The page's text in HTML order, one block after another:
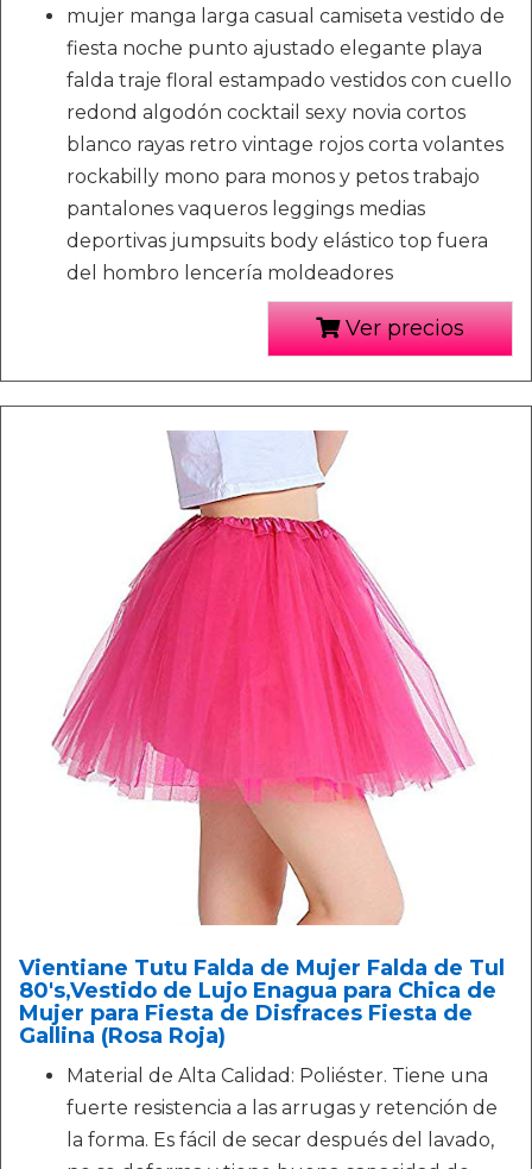
mujer manga larga casual camiseta vestido de
fiesta noche punto ajustado elegante playa
falda traje floral estampado vestidos con cuello
redond algodón cocktail sexy novia cortos
blanco rayas retro vintage rojos corta volantes
rockabilly mono para monos y petos trabajo
pantalones vaqueros leggings medias
deportivas jumpsuits body elástico top fuera
del hombro lencería moldeadores
Ver precios
Vientiane Tutu Falda de Mujer Falda de Tul
80's,Vestido de Lujo Enagua para Chica de
Mujer para Fiesta de Disfraces Fiesta de
Gallina (Rosa Roja)
Material de Alta Calidad: Poliéster. Tiene una
fuerte resistencia a las arrugas y retención de
la forma. Es fácil de secar después del lavado,